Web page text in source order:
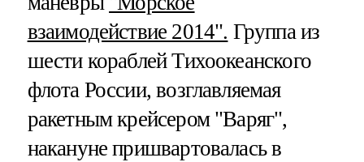
взаимодействие 2014". Группа из
шести кораблей Тихоокеанского
флота России, возглавляемая
ракетным крейсером "Варяг",
накануне пришвартовалась в